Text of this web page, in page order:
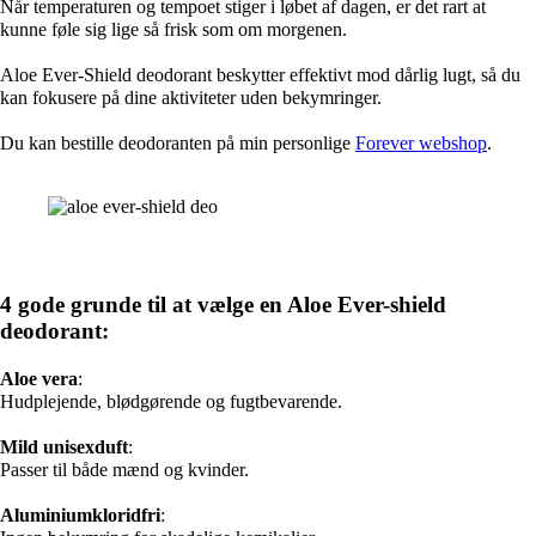
Når temperaturen og tempoet stiger i løbet af dagen, er det rart at
kunne føle sig lige så frisk som om morgenen.
Aloe Ever-Shield deodorant beskytter effektivt mod dårlig lugt, så du
kan fokusere på dine aktiviteter uden bekymringer.
Du kan bestille deodoranten på min personlige Forever webshop.
4 gode grunde til at vælge en Aloe Ever-shield
deodorant:
Aloe vera:
Hudplejende, blødgørende og fugtbevarende.
Mild unisexduft:
Passer til både mænd og kvinder.
Aluminiumkloridfri: